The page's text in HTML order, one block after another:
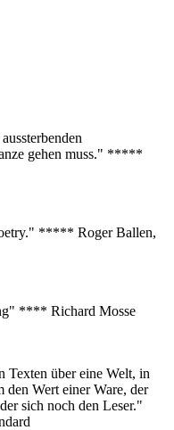
gehen muss." *****
***** Roger Ballen,
**** Richard Mosse
Texten über eine Welt, in
den Wert einer Ware, der
sich noch den Leser."